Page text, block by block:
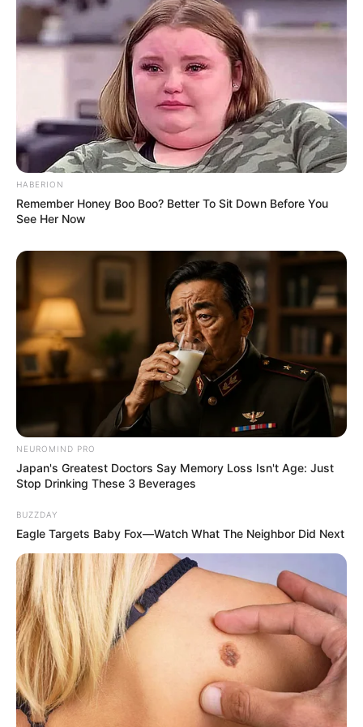
9. Bordir
(foto: adobestock)
Bordir juga sama seperti batik dan tenun yang masuk ke dalam
seni kriya. Karya seni ini menggunakan ragam teknik dalam
pembuatannya agar hiasan atau lukisan yang dihasilkan bisa
timbul dan dapat diraba.
Berdasarkan cara membuatnya, bordir dibagi menjadi dua jenis,
HABERION
Remember Honey Boo Boo? Better To Sit Down Before You
See Her Now
NEUROMIND PRO
Japan's Greatest Doctors Say Memory Loss Isn't Age: Just
Stop Drinking These 3 Beverages
BUZZDAY
Eagle Targets Baby Fox—Watch What The Neighbor Did Next